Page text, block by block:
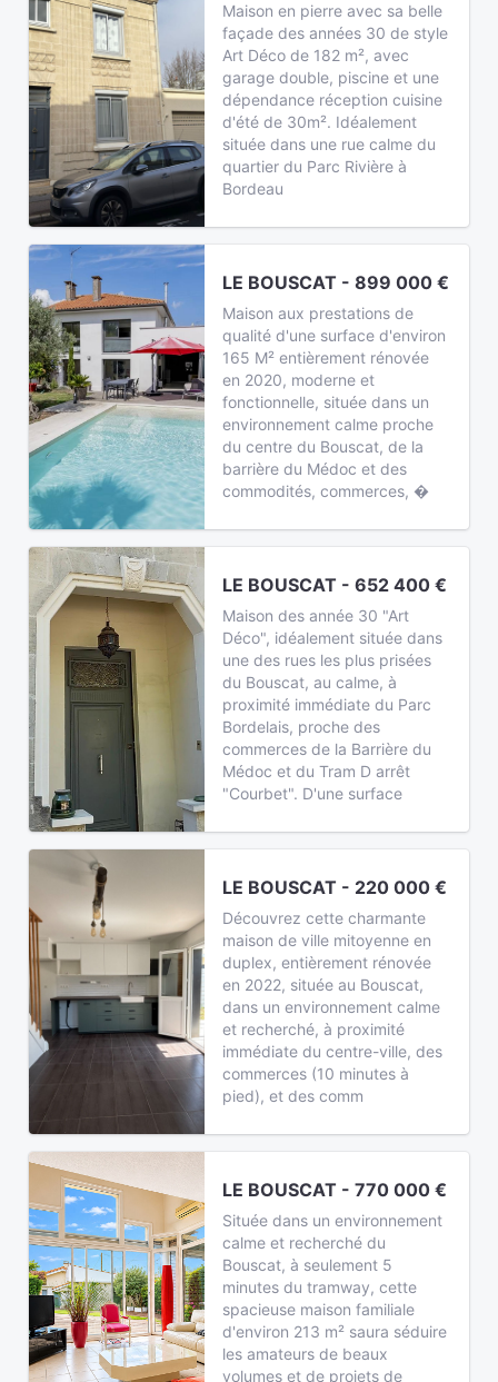
Maison en pierre avec sa belle
façade des années 30 de style
Art Déco de 182 m², avec
garage double, piscine et une
dépendance réception cuisine
d'été de 30m². Idéalement
située dans une rue calme du
quartier du Parc Rivière à
Bordeau
LE BOUSCAT - 899 000 €
Maison aux prestations de
qualité d'une surface d'environ
165 M² entièrement rénovée
en 2020, moderne et
fonctionnelle, située dans un
environnement calme proche
du centre du Bouscat, de la
barrière du Médoc et des
commodités, commerces, �
LE BOUSCAT - 652 400 €
Maison des année 30 "Art
Déco", idéalement située dans
une des rues les plus prisées
du Bouscat, au calme, à
proximité immédiate du Parc
Bordelais, proche des
commerces de la Barrière du
Médoc et du Tram D arrêt
"Courbet". D'une surface
LE BOUSCAT - 220 000 €
Découvrez cette charmante
maison de ville mitoyenne en
duplex, entièrement rénovée
en 2022, située au Bouscat,
dans un environnement calme
et recherché, à proximité
immédiate du centre-ville, des
commerces (10 minutes à
pied), et des comm
LE BOUSCAT - 770 000 €
Située dans un environnement
calme et recherché du
Bouscat, à seulement 5
minutes du tramway, cette
spacieuse maison familiale
d'environ 213 m² saura séduire
les amateurs de beaux
volumes et de projets de